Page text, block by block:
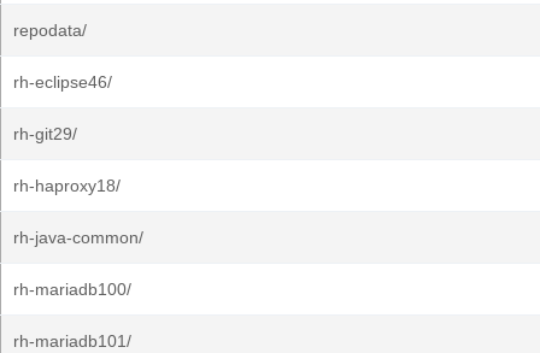
repodata/
rh-eclipse46/
rh-git29/
rh-haproxy18/
rh-java-common/
rh-mariadb100/
rh-mariadb101/